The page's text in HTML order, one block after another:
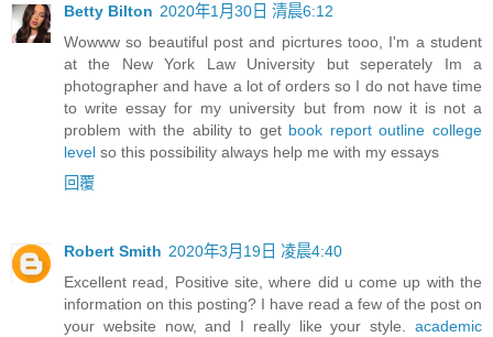
Betty Bilton 2020年1月30日 清晨6:12
Wowww so beautiful post and picrtures tooo, I'm a student
at the New York Law University but seperately Im a
photographer and have a lot of orders so I do not have time
to write essay for my university but from now it is not a
problem with the ability to get book report outline college
level so this possibility always help me with my essays
回覆
Robert Smith 2020年3月19日 凌晨4:40
Excellent read, Positive site, where did u come up with the
information on this posting? I have read a few of the post on
your website now, and I really like your style. academic